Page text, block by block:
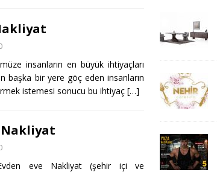
insanların en büyük ihtiyaçları
başka bir yere göç eden insanların
istemesi sonucu bu ihtiyaç […]
Nakliyat
eve Nakliyat (şehir içi ve